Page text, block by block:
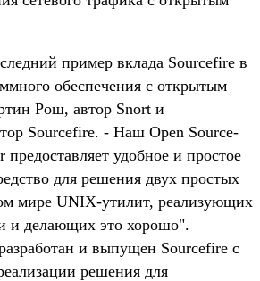
пример вклада Sourcefire в
обеспечения с открытым
Рош, автор Snort и
Sourcefire. - Наш Open Source-
предоставляет удобное и простое
для решения двух простых
мире UNIX-утилит, реализующих
и делающих это хорошо".
и выпущен Sourcefire с
решения для